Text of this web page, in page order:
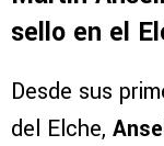
sello en el
Desde sus
del Elche,